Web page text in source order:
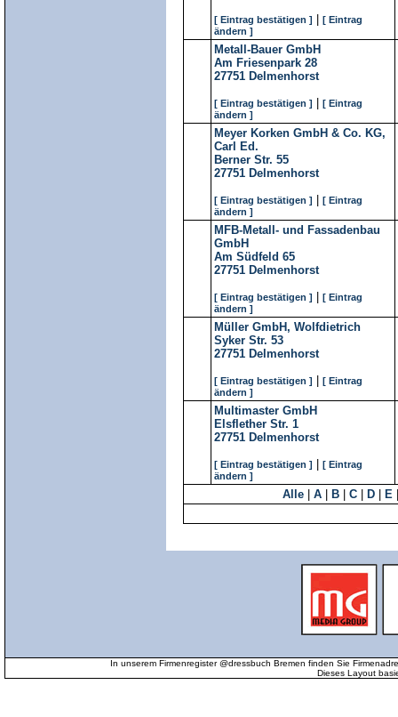
[ Eintrag bestätigen ]
[ Eintrag
ändern ]
Metall-Bauer GmbH
Am Friesenpark 28
27751 Delmenhorst
[ Eintrag bestätigen ]
[ Eintrag
ändern ]
Meyer Korken GmbH & Co. KG,
Carl Ed.
Berner Str. 55
27751 Delmenhorst
[ Eintrag bestätigen ]
[ Eintrag
ändern ]
MFB-Metall- und Fassadenbau
GmbH
Am Südfeld 65
27751 Delmenhorst
[ Eintrag bestätigen ]
[ Eintrag
ändern ]
Müller GmbH, Wolfdietrich
Syker Str. 53
27751 Delmenhorst
[ Eintrag bestätigen ]
[ Eintrag
ändern ]
Multimaster GmbH
Elsflether Str. 1
27751 Delmenhorst
[ Eintrag bestätigen ]
[ Eintrag
ändern ]
Alle A B C D E
In unserem Firmenregister @dressbuch Bremen finden Sie
Dieses Layout